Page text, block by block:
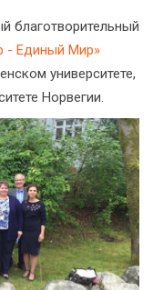
благотворительный
- Единый Мир»
университете,
Норвегии.